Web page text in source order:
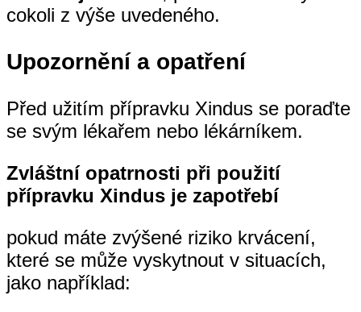
cokoli z výše uvedeného.
Upozornění a opatření
Před užitím přípravku Xindus se poraďte
se svým lékařem nebo lékárníkem.
Zvláštní opatrnosti při použití
přípravku Xindus je zapotřebí
pokud máte zvýšené riziko krvácení,
které se může vyskytnout v situacích,
jako například: